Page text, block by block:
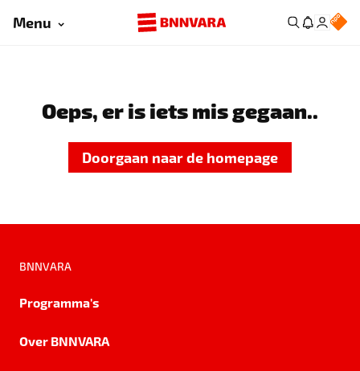
Menu
Oeps, er is iets mis gegaan..
Doorgaan naar de homepage
BNNVARA
Programma's
Over BNNVARA